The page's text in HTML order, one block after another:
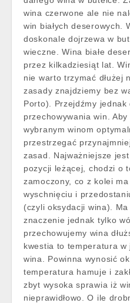
wina czerwone ale nie
win białych deserowych.
doskonale dojrzewa w
wieczne. Wina białe
przez kilkadziesiąt lat.
nie warto trzymać dłużej
zasady znajdziemy bez
Porto). Przejdźmy
przechowywania win.
wybranym winom
przestrzegać
zasad. Najważniejsze
pozycji leżącej, chodzi o
zamoczony, co z kolei
wyschnięciu i
(czyli oksydacji wina).
znaczenie jednak tylko
przechowujemy wina
kwestia to temperatura
wina. Powinna wynosić
temperatura hamuje i
zbyt wysoka sprawia iż
nieprawidłowo. O ile